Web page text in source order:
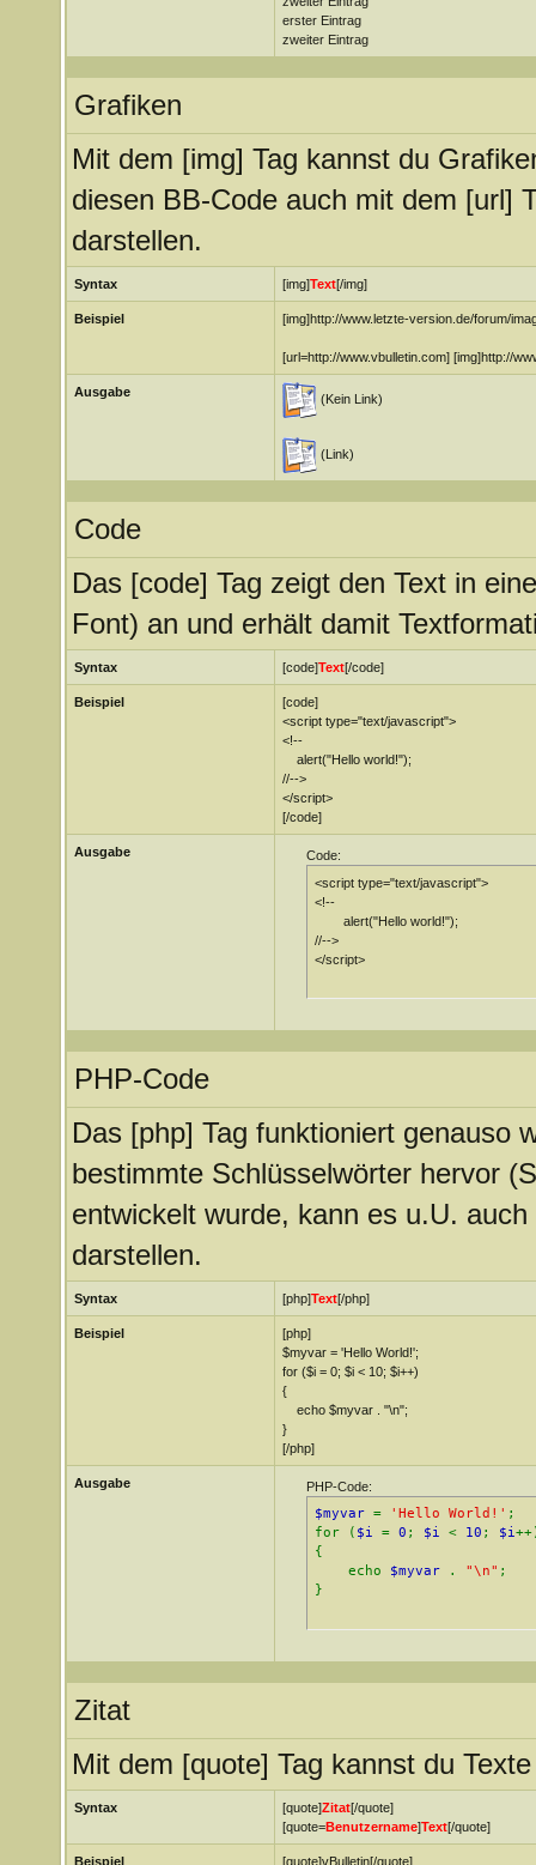
erster Eintrag
zweiter Eintrag
Grafiken
Mit dem [img] Tag kannst du
diesen BB-Code auch mit dem [url]
darstellen.
Syntax [img]Text[/img]
Beispiel [img]http://www.letzte-version.de/forum/
[url=http://www.vbulletin.com] [img]http://
Ausgabe (Kein Link)
(Link)
Code
Das [code] Tag zeigt den Text in
Font) an und erhält damit
Syntax [code]Text[/code]
Beispiel
[code]
<script type="text/javascript">
<!--
alert("Hello world!");
//-->
</script>
[/code]
Ausgabe
Code:
<script type="text/javascript">
<!--
//-->
</script>
PHP-Code
Das [php] Tag funktioniert genauso
bestimmte Schlüsselwörter hervor
entwickelt wurde, kann es u.U.
darstellen.
Syntax [php]Text[/php]
Beispiel
[php]
$myvar = 'Hello World!';
for ($i = 0; $i < 10; $i++)
{
echo $myvar . "\n";
}
[/php]
Ausgabe PHP-Code:
$myvar = 'Hello World!' ;
for ( $i = 0 ; $i < 10 ; $i
{
echo
$myvar . "\n" ;
}
Zitat
Mit dem [quote] Tag kannst du
Syntax [quote]Zitat[/quote]
[quote=Benutzername]Text[/quote]
Beispiel [quote]vBulletin[/quote]